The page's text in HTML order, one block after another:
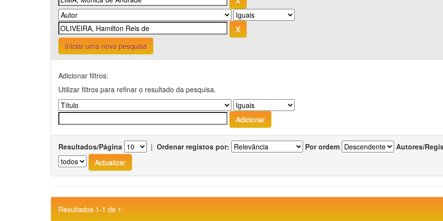
Iniciar uma nova pesquisa
Adicionar filtros:
Utilizar filtros para refinar o resultado da pesquisa.
Resultados/Página | Ordenar registos por: Por ordem Autores/
Resultados 1-1 de 1.